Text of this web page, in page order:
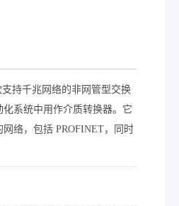
支持千兆网络的非网管型交换
系统中用作介质转换器。它
络，包括 PROFINET，同时